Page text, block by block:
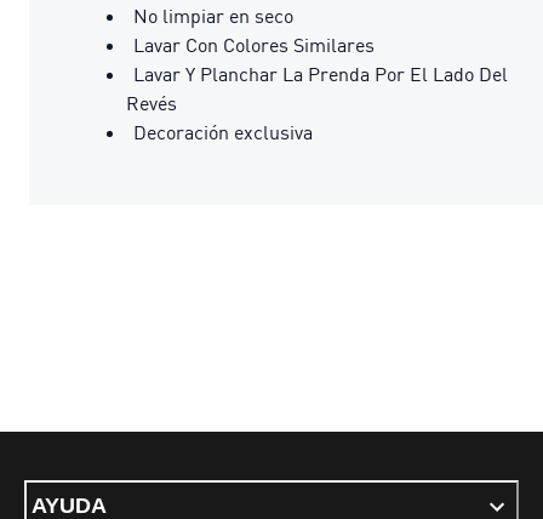
No limpiar en seco
Lavar Con Colores Similares
Lavar Y Planchar La Prenda Por El Lado Del
Revés
Decoración exclusiva
AYUDA